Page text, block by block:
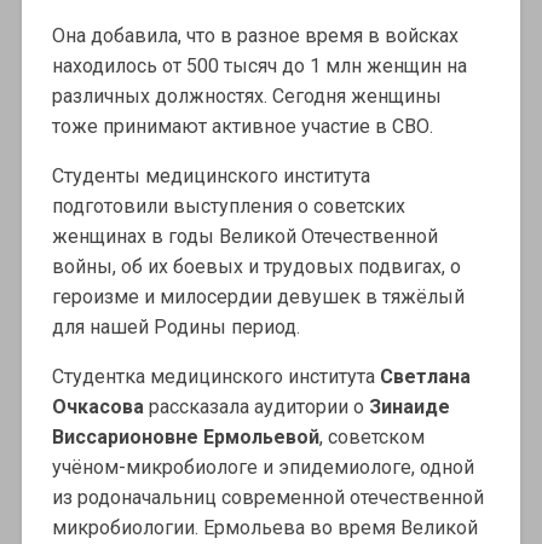
Она добавила, что в разное время в войсках
находилось от 500 тысяч до 1 млн женщин на
различных должностях. Сегодня женщины
тоже принимают активное участие в СВО.
Студенты медицинского института
подготовили выступления о советских
женщинах в годы Великой Отечественной
войны, об их боевых и трудовых подвигах, о
героизме и милосердии девушек в тяжёлый
для нашей Родины период.
Студентка медицинского института Светлана
Очкасоварассказала аудитории о Зинаиде
Виссарионовне Ермольевой, советском
учёном-микробиологе и эпидемиологе, одной
из родоначальниц современной отечественной
микробиологии. Ермольева во время Великой